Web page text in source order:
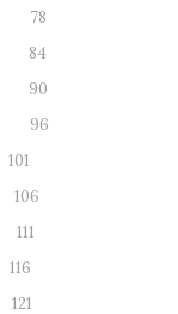
78
84
90
96
101
106
111
116
121